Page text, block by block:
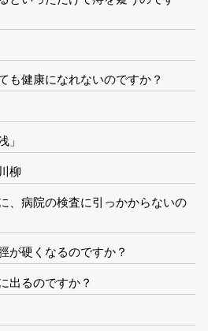
も健康になれないのですか？
」
柳
、病院の検査に引っかからないの
が硬くなるのですか？
出るのですか？